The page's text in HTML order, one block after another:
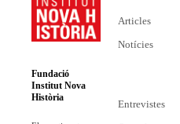
Fundació
Institut Nova
Història
Articles
Notícies
Entrevistes